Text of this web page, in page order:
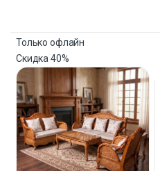
Только офлайн
Скидка40%